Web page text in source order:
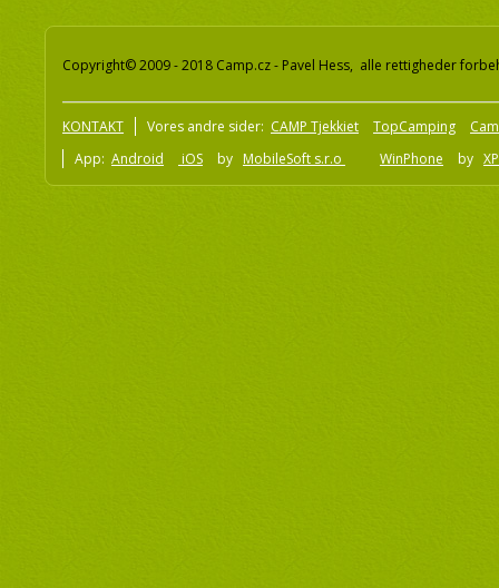
Copyright© 2009 - 2018 Camp.cz - Pavel Hess, alle rettigheder
KONTAKT Vores andre sider: CAMP Tjekkiet TopCamping
App: Android iOS by MobileSoft s.r.o WinPhone by